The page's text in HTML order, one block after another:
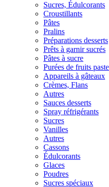
Sucres, Édulcorants
Croustillants
Pâtes
Pralins
Préparations desserts
Prêts à garnir sucrés
Pâtes à sucre
Purées de fruits
Appareils à gâteaux
Crèmes, Flans
Autres
Sauces desserts
Spray réfrigérants
Sucres
Vanilles
Autres
Cassons
Édulcorants
Glaces
Poudres
Sucres spéciaux